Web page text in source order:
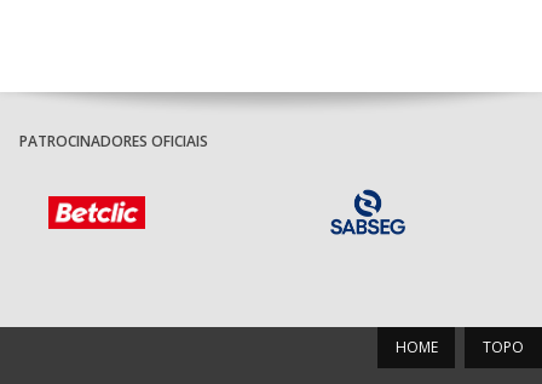
PATROCINADORES OFICIAIS
TOPO
HOME